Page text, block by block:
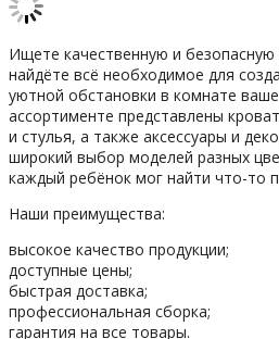
Ищете качественную и
найдёте всё необходимое для
уютной обстановки в комнате
ассортименте представлены
и стулья, а также аксессуары и
широкий выбор моделей разных
каждый ребёнок мог найти что-то
Наши преимущества:
высокое качество продукции;
доступные цены;
быстрая доставка;
профессиональная сборка;
гарантия на все товары.